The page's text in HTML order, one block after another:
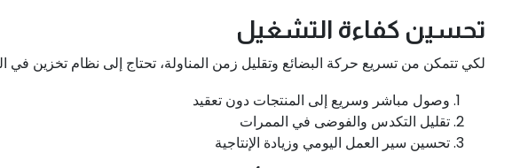
تحسين كفاءة التشغيل
لكي تتمكن من تسريع حركة البضائع وتقليل زمن المناولة، تحتاج إلى نظام تخزين
وصول مباشر وسريع إلى المنتجات دون تعقيد
تقليل التكدس والفوضى في الممرات
تحسين سير العمل اليومي وزيادة الإنتاجية